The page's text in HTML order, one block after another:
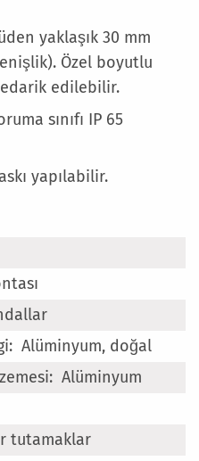
yaklaşık 30 mm
Özel boyutlu
edilebilir.
sınıfı IP 65
yapılabilir.
Alüminyum, doğal
Alüminyum
tutamaklar